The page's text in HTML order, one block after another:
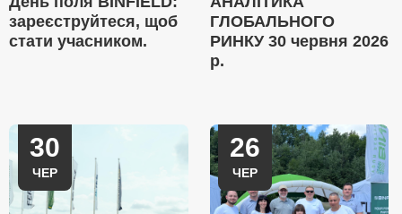
зареєструйтеся, щоб
стати учасником.
ГЛОБАЛЬНОГО
РИНКУ 30 червня 2026
р.
30
ЧЕР
26
ЧЕР